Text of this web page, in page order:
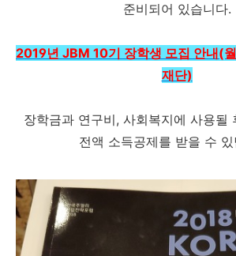
준비되어 있습니다.
2019년 JBM 10기 장학생 모집 안내(
재단)
장학금과 연구비, 사회복지에 사용될
전액 소득공제를 받을 수 있